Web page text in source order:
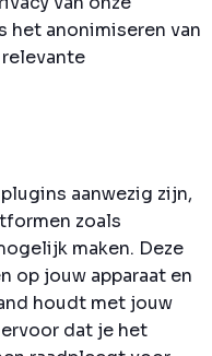
het anonimiseren van
aanwezig zijn,
zoals
maken. Deze
op jouw apparaat en
houdt met jouw
dat je het